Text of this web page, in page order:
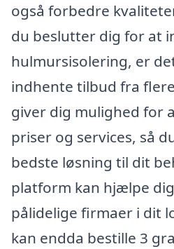
også forbedre
du beslutter dig for at
hulmursisolering, er
indhente tilbud fra
giver dig mulighed for
priser og services, så
bedste løsning til dit
platform kan hjælpe
pålidelige firmaer i dit
kan endda bestille 3